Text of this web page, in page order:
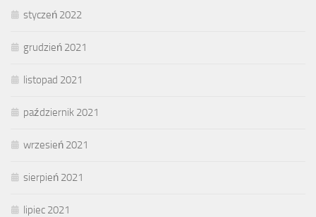
styczeń 2022
grudzień 2021
listopad 2021
październik 2021
wrzesień 2021
sierpień 2021
lipiec 2021